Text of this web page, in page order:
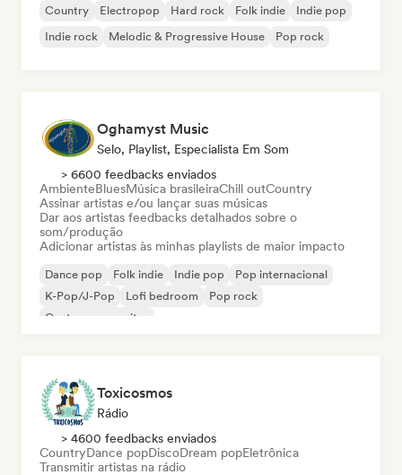
Country Electropop Hard rock Folk indie
Indie pop
Indie rock
Melodic & Progressive House Pop rock
Oghamyst Music
Selo, Playlist, Especialista Em Som
> 6600 feedbacks enviados
AmbienteBluesMúsica brasileiraChill outCountry
Assinar artistas e/ou lançar suas músicas
Dar aos artistas feedbacks detalhados sobre o
som/produção
Adicionar artistas às minhas playlists de maior impacto
Dance pop Folk indie Indie pop
Pop internacional
K-Pop/J-Pop
Lofi bedroom
Pop rock
Cantor-compositor
Toxicosmos
Rádio
> 4600 feedbacks enviados
CountryDance popDiscoDream popEletrônica
Transmitir artistas na rádio